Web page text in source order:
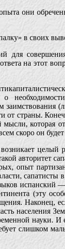
они
в своих
для
на этот
заимствования
от страны.
мысли, которая
скоро он
целый
авторитет
опыт
сапатисты
испанский
(эту
Наконец,
населения
науки. И
слишком